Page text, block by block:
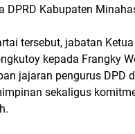
DPRD Kabupaten
tersebut, jabatan
kepada Frangky
jajaran pengurus DPD
sekaligus